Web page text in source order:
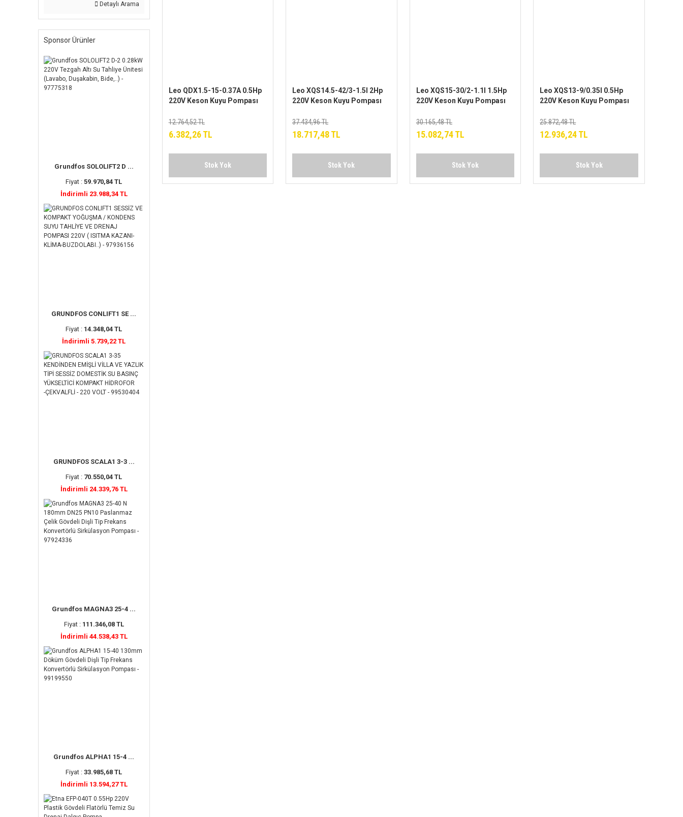
Detaylı Arama
Sponsor Ürünler
Grundfos SOLOLIFT2 D ...
Fiyat :59.970,84 TL
İndirimli 23.988,34 TL
GRUNDFOS CONLIFT1 SE ...
Fiyat : 14.348,04 TL
İndirimli 5.739,22 TL
GRUNDFOS SCALA1 3-3 ...
Fiyat : 70.550,04 TL
İndirimli 24.339,76 TL
Grundfos MAGNA3 25-4 ...
Fiyat : 111.346,08 TL
İndirimli 44.538,43 TL
Grundfos ALPHA1 15-4 ...
Fiyat :33.985,68 TL
İndirimli 13.594,27 TL
Leo QDX1.5-15-0.37A 0.5Hp
220V Keson Kuyu Pompası
12.764,52 TL
6.382,26 TL
Stok Yok
Leo XQS14.5-42/3-1.5I 2Hp
220V Keson Kuyu Pompası
37.434,96 TL
18.717,48 TL
Stok Yok
Leo XQS15-30/2-1.1I 1.5Hp
220V Keson Kuyu Pompası
30.165,48 TL
15.082,74 TL
Stok Yok
Leo XQS13-9/0.35I 0.5Hp
220V Keson Kuyu Pompası
25.872,48 TL
12.936,24 TL
Stok Yok